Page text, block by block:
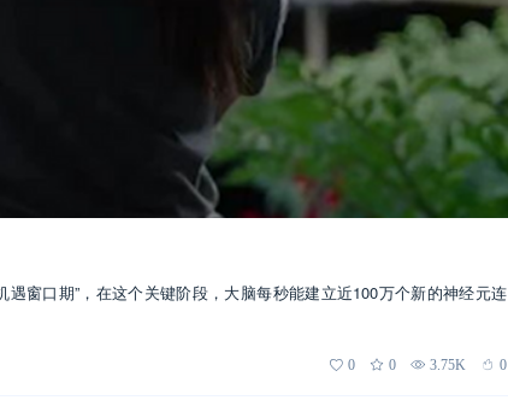
遇窗口期”，在这个关键阶段，大脑每秒能建立近100万个新的神经元连
0 0 3.75K 0